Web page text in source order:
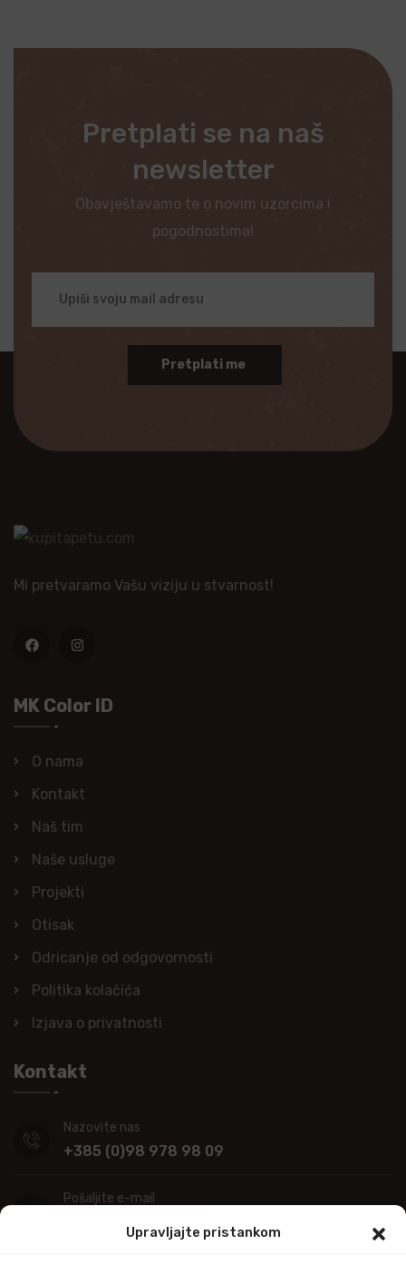
Upravljajte pristankom
Pretplati se na naš
newsletter
Obavještavamo te o novim uzorcima i
pogodnostima!
Pretplati me
Mi pretvaramo Vašu viziju u stvarnost!
MK Color ID
O nama
Kontakt
Naš tim
Naše usluge
Projekti
Otisak
Odricanje od odgovornosti
Politika kolačića
Izjava o privatnosti
Kontakt
Nazovite nas
+385 (0)98 978 98 09
Pošaljite e-mail